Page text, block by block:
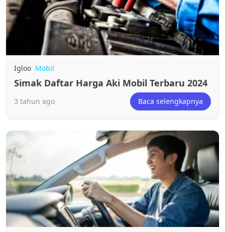
Igloo Mobil
Simak Daftar Harga Aki Mobil Terbaru 2024
3 tahun ago Baca selengkapnya